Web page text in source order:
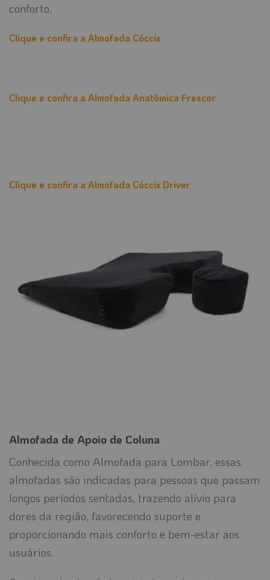
conforto.
Clique e confira a Almofada Cóccix
Clique e confira a Almofada Anatômica Frescor
Clique e confira a Almofada Cóccix Driver
Almofada de Apoio de Coluna
Conhecida como Almofada para Lombar, essas
almofadas são indicadas para pessoas que passam
longos períodos sentadas, trazendo alívio para
dores da região, favorecendo suporte e
proporcionando mais conforto e bem-estar aos
usuários.